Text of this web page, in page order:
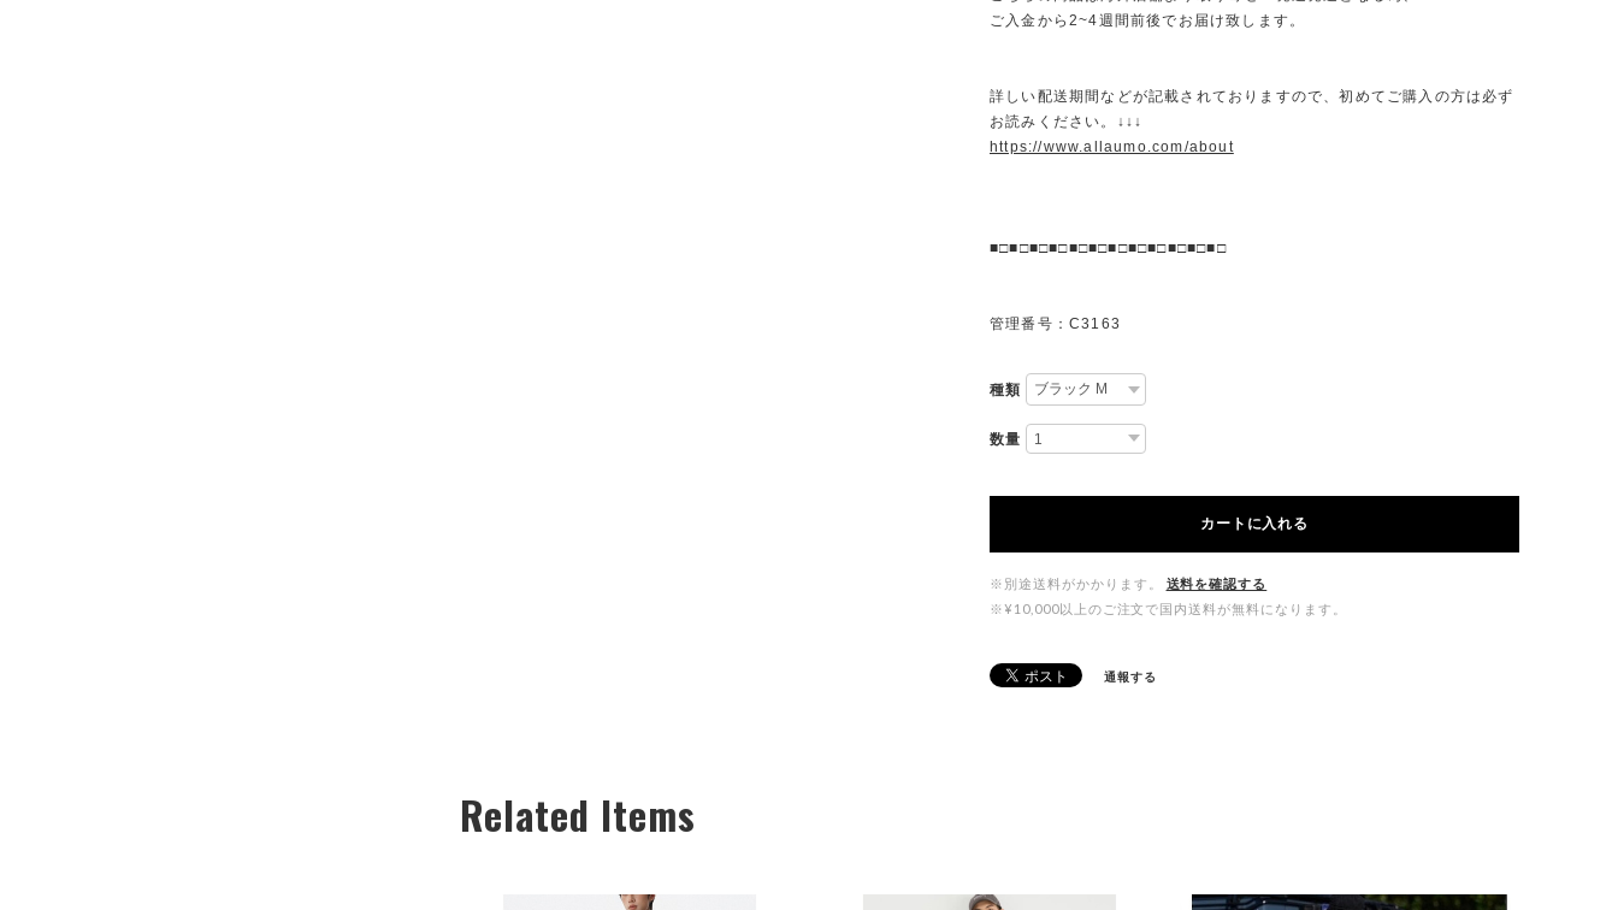
ご入金から2~4週間前後でお届け致します。
詳しい配送期間などが記載されておりますので、初めてご購入の方は必ず
お読みください。↓↓↓
https://www.allaumo.com/about
■□■□■□■□■□■□■□■□■□■□■□■□
管理番号：C3163
種類
数量
カートに入れる
※別途送料がかかります。
送料を確認する
※¥10,000以上のご注文で国内送料が無料になります。
通報する
Related Items